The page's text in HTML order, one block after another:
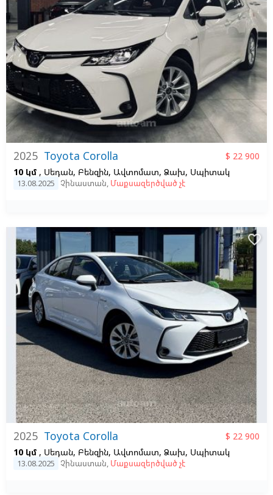
2025 Toyota Corolla
$ 22 900
10 կմ , Սեդան, Բենզին, Ավտոմատ, Ձախ, Սպիտակ
13.08.2025 Չինաստան, Մաքսազերծված չէ
2025 Toyota Corolla
$ 22 900
10 կմ , Սեդան, Բենզին, Ավտոմատ, Ձախ, Սպիտակ
13.08.2025 Չինաստան, Մաքսազերծված չէ
favorite_border